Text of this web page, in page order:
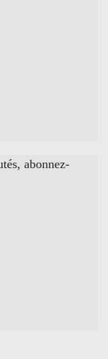
abonnez-